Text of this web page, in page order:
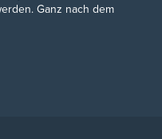
Ganz nach dem